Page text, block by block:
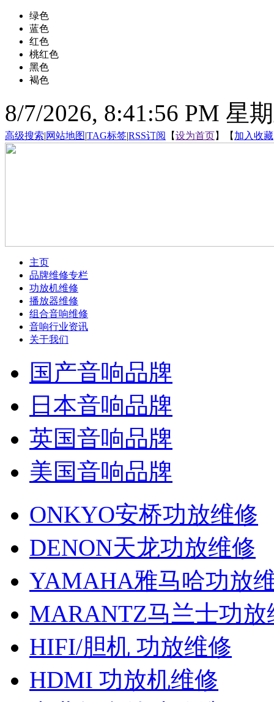
绿色
蓝色
红色
桃红色
黑色
褐色
8/7/2026, 8:41:57 PM 星
高级搜索|网站地图|TAG标签|RSS订阅 【设为首页】【 加入收藏
主页
品牌维修专栏
功放机维修
播放器维修
组合音响维修
音响行业资讯
关于我们
国产音响品牌
日本音响品牌
英国音响品牌
美国音响品牌
ONKYO安桥功放维修
DENON天龙功放维修
YAMAHA雅马哈功放
MARANTZ马兰士功放
HIFI/胆机 功放维修
HDMI 功放机维修